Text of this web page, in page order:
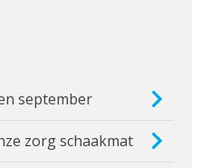
september
zorg schaakmat